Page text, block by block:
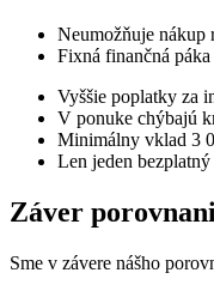
Neumožňuje nákup
Fixná finančná
Vyššie poplatky za
V ponuke chýbajú
Minimálny vklad 3
Len jeden
Záver
Sme v závere nášho